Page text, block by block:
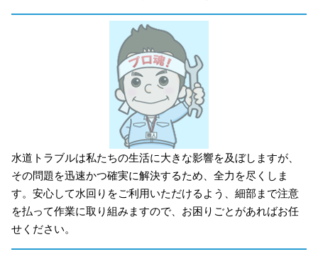
水道トラブルは私たちの生活に大きな影響を及ぼしますが、
その問題を迅速かつ確実に解決するため、全力を尽くしま
す。安心して水回りをご利用いただけるよう、細部まで注意
を払って作業に取り組みますので、お困りごとがあればお任
せください。